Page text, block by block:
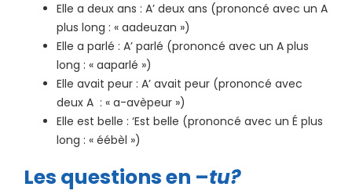
Elle a deux ans : A’ deux ans (prononcé avec un A
plus long : « aadeuzan »)
Elle a parlé : A’ parlé (prononcé avec un A plus
long : « aaparlé »)
Elle avait peur : A’ avait peur (prononcé avec
deux A : « a-avèpeur »)
Elle est belle : ‘Est belle (prononcé avec un É plus
long : « éébèl »)
Les questions en –tu?